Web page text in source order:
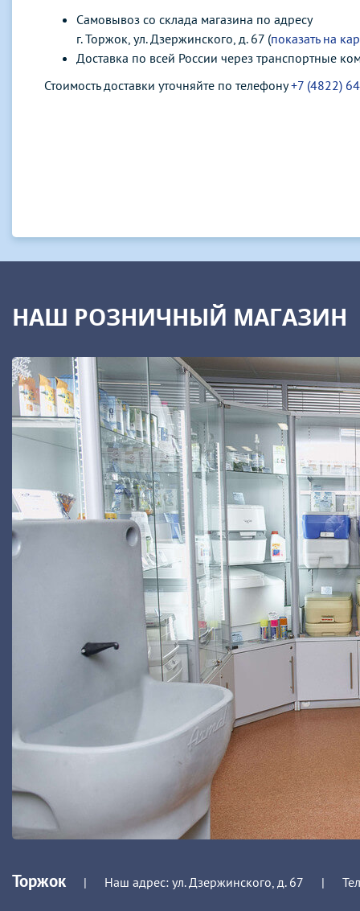
Самовывоз со склада магазина по адресу
г. Торжок, ул. Дзержинского, д. 67 (показать на
Доставка по всей России через транспортные
Стоимость доставки уточняйте по телефону+7 (4822)
НАШ РОЗНИЧНЫЙ МАГАЗИН
Торжок | Наш адрес: ул. Дзержинского, д. 67 |